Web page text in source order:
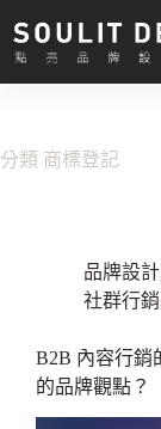
至
容
分類 商標登記
品牌設計
社群行銷
B2B 內容行銷
的品牌觀點？